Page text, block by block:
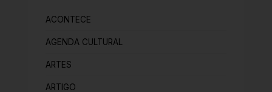
ACONTECE
AGENDA CULTURAL
ARTES
ARTIGO